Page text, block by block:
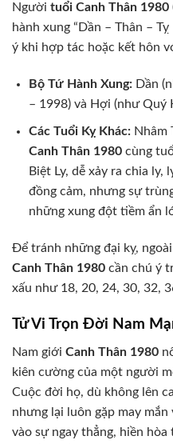
Người tuổi Canh Thân 1980
hành xung “Dần – Thân –
ý khi hợp tác hoặc kết hôn
Bộ Tứ Hành Xung:Dần
– 1998) và Hợi (như Quý
Các Tuổi Kỵ Khác:Nhâm
Canh Thân 1980cùng
Biệt Ly, dễ xảy ra chia
đồng cảm, nhưng sự
những xung đột tiềm ẩn
Để tránh những đại kỵ,
Canh Thân 1980 cần chú ý
xấu như 18, 20, 24, 30, 32,
Tử Vi Trọn Đời Nam
Nam giới Canh Thân 1980
kiên cường của một người
Cuộc đời họ, dù không lên
nhưng lại luôn gặp may
vào sự ngay thẳng, hiền